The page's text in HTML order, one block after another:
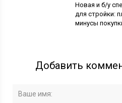
Новая и б/у
для стройки:
минусы
Добавить